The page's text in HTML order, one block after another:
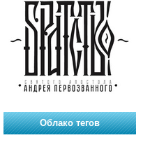
Облако тегов